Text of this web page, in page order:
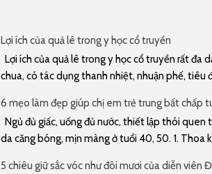
Lợi ích của quả lê trong y học cổ truyền
Lợi ích của quả lê trong y học cổ truyền rất đa
chua, có tác dụng thanh nhiệt, nhuận phế, tiêu
6 mẹo làm đẹp giúp chị em trẻ trung bất chấp
Ngủ đủ giấc, uống đủ nước, thiết lập thói
da căng bóng, mịn màng ở tuổi 40, 50. 1. Thoa
5 chiêu giữ sắc vóc như đôi mươi của diễn viên